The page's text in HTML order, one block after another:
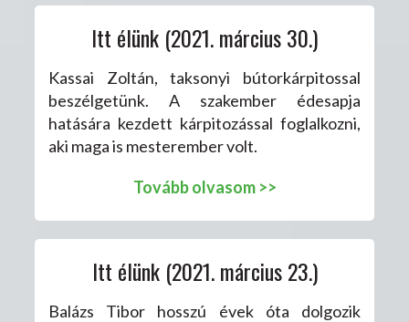
Itt élünk (2021. március 30.)
Kassai Zoltán, taksonyi bútorkárpitossal
beszélgetünk. A szakember édesapja
hatására kezdett kárpitozással foglalkozni,
aki maga is mesterember volt.
Tovább olvasom >>
Itt élünk (2021. március 23.)
Balázs Tibor hosszú évek óta dolgozik